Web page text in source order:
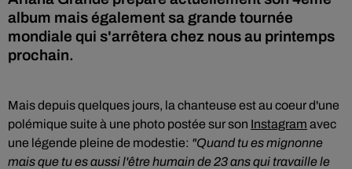
album mais également sa grande tournée
mondiale qui s'arrêtera chez nous au printemps
prochain.
Mais depuis quelques jours, la chanteuse est au coeur d'une
polémique suite à une photo postée sur son Instagram avec
une légende pleine de modestie: "Quand tu es mignonne
mais que tu es aussi l'être humain de 23 ans qui travaille le